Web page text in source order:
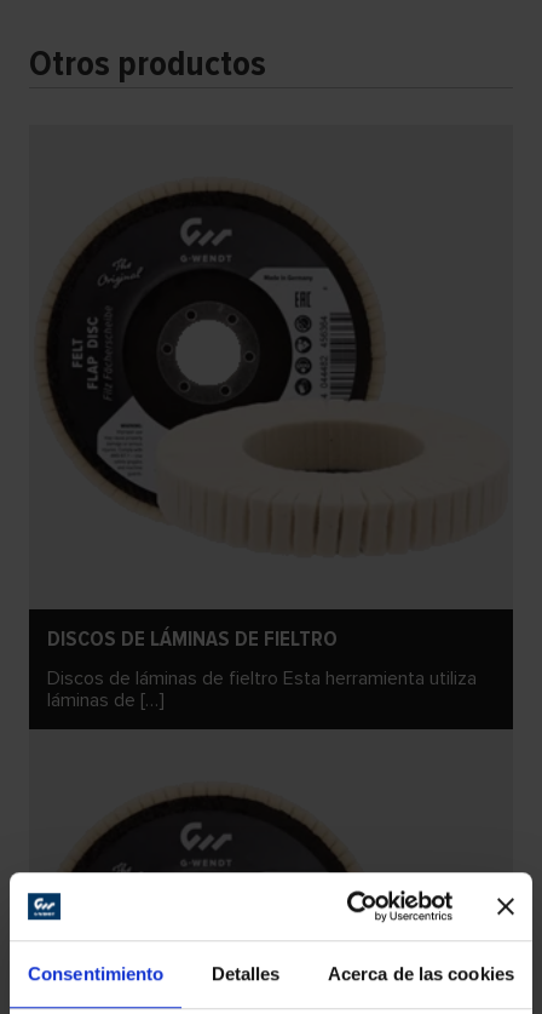
Consentimiento Detalles Acerca de las cookies
Otros productos
DISCOS DE LÁMINAS DE FIELTRO
Discos de láminas de fieltro Esta herramienta utiliza
láminas de […]